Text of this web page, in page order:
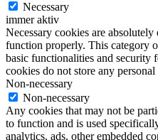
Necessary
immer aktiv
Necessary cookies are
function properly. This category
basic functionalities and security
cookies do not store any
Non-necessary
Non-necessary
Any cookies that may not be
to function and is used
analytics, ads, other embedded